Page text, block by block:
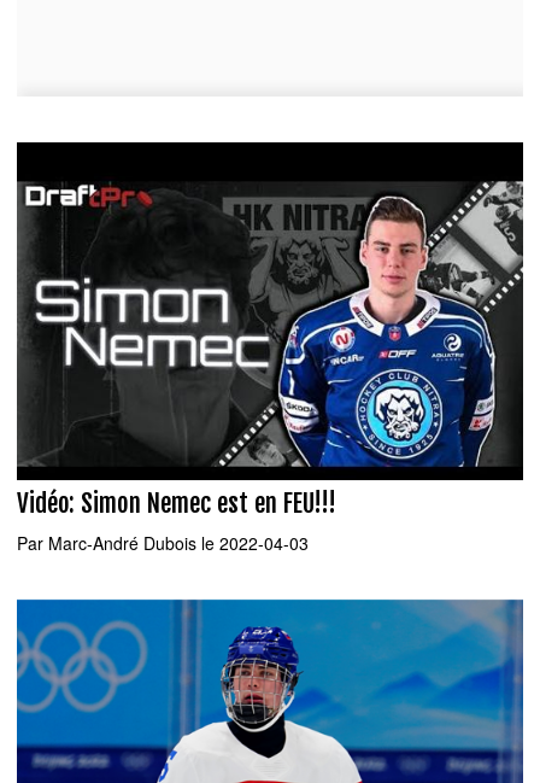
Vidéo: Simon Nemec est en FEU!!!
Par Marc-André Dubois le 2022-04-03